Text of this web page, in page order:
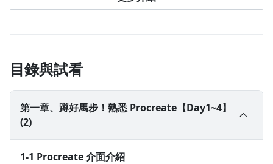
目錄與試看
第一章、蹲好馬步！熟悉 Procreate【Day1~4】
(2)
1-1 Procreate 介面介紹